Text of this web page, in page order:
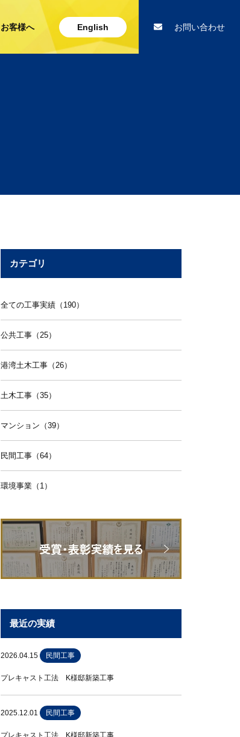
お客様へ English お問い合わせ
カテゴリ
全ての工事実績（190）
公共工事（25）
港湾土木工事（26）
土木工事（35）
マンション（39）
民間工事（64）
環境事業（1）
最近の実績
2026.04.15 民間工事
プレキャスト工法 K様邸新築工事
2025.12.01 民間工事
プレキャスト工法 K様邸新築工事